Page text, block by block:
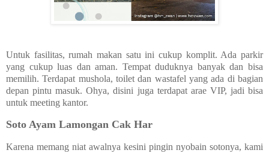
Untuk fasilitas, rumah makan satu ini cukup komplit. Ada parkir
yang cukup luas dan aman. Tempat duduknya banyak dan bisa
memilih. Terdapat mushola, toilet dan wastafel yang ada di bagian
depan pintu masuk. Ohya, disini juga terdapat arae VIP, jadi bisa
untuk meeting kantor.
Soto Ayam Lamongan Cak Har
Karena memang niat awalnya kesini pingin nyobain sotonya, kami